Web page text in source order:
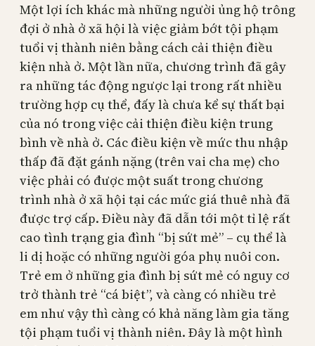
Một lợi ích khác mà những người ủng hộ trông
đợi ở nhà ở xã hội là việc giảm bớt tội phạm
tuổi vị thành niên bằng cách cải thiện điều
kiện nhà ở. Một lần nữa, chương trình đã gây
ra những tác động ngược lại trong rất nhiều
trường hợp cụ thể, đấy là chưa kể sự thất bại
của nó trong việc cải thiện điều kiện trung
bình về nhà ở. Các điều kiện về mức thu nhập
thấp đã đặt gánh nặng (trên vai cha mẹ) cho
việc phải có được một suất trong chương
trình nhà ở xã hội tại các mức giá thuê nhà đã
được trợ cấp. Điều này đã dẫn tới một tỉ lệ rất
cao tình trạng gia đình “bị sứt mẻ” – cụ thể là
li dị hoặc có những người góa phụ nuôi con.
Trẻ em ở những gia đình bị sứt mẻ có nguy cơ
trở thành trẻ “cá biệt”, và càng có nhiều trẻ
em như vậy thì càng có khả năng làm gia tăng
tội phạm tuổi vị thành niên. Đây là một hình